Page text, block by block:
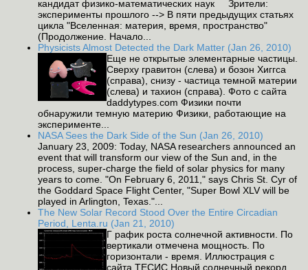
кандидат физико-математических наук Зрители:
эксперименты прошлого --> В пяти предыдущих статьях
цикла "Вселенная: материя, время, пространство"
(Продолжение. Начало...
Physicists Almost Detected the Dark Matter (Jan 26, 2010)
Еще не открытые элементарные частицы.
Сверху гравитон (слева) и бозон Хиггса
(справа), снизу - частица темной материи
(слева) и тахион (справа). Фото с сайта
daddytypes.com Физики почти
обнаружили темную материю Физики, работающие на
эксперименте...
NASA Sees the Dark Side of the Sun (Jan 26, 2010)
January 23, 2009: Today, NASA researchers announced an
event that will transform our view of the Sun and, in the
process, super-charge the field of solar physics for many
years to come. "On February 6, 2011," says Chris St. Cyr of
the Goddard Space Flight Center, "Super Bowl XLV will be
played in Arlington, Texas."...
The New Solar Record Stood Over the Entire Circadian
Period, Lenta.ru (Jan 21, 2010)
Г рафик роста солнечной активности. По
вертикали отмечена мощность. По
горизонтали - время. Иллюстрация с
сайта ТЕСИС Новый солнечный рекорд